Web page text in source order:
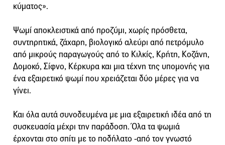
κύματος».
Ψωμί αποκλειστικά από προζύμι, χωρίς πρόσθετα,
συντηρητικά, ζάχαρη, βιολογικό αλεύρι από πετρόμυλο
από μικρούς παραγωγούς από το Κιλκίς, Κρήτη, Κοζάνη,
Δομοκό, Σίφνο, Κέρκυρα και μια τέχνη της υπομονής για
ένα εξαιρετικό ψωμί που χρειάζεται δύο μέρες για να
γίνει.
Και όλα αυτά συνοδευμένα με μια εξαιρετική ιδέα από τη
συσκευασία μέχρι την παράδοση. Όλα τα ψωμιά
έρχονται στο σπίτι με το ποδήλατο -από τον γνωστό